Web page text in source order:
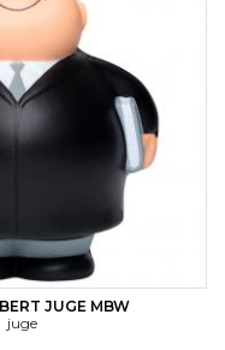
JUGE MBW
juge